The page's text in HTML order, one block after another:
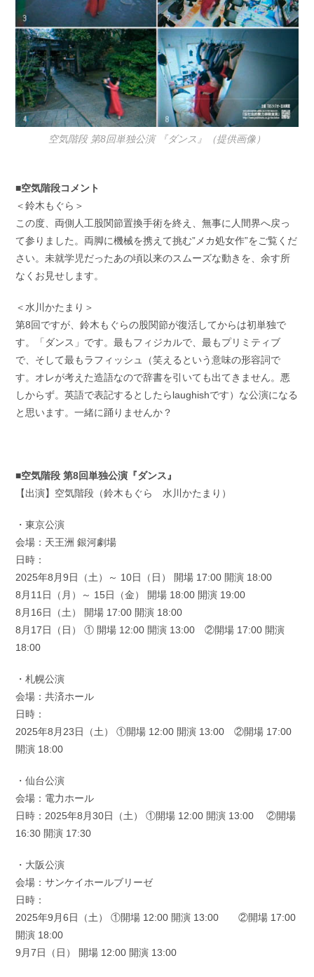
空気階段 第8回単独公演 『ダンス』（提供画像）
■空気階段コメント
＜鈴木もぐら＞
この度、両側人工股関節置換手術を終え、無事に人間界へ戻っ
て参りました。両脚に機械を携えて挑む”メカ処女作”をご覧くだ
さい。未就学児だったあの頃以来のスムーズな動きを、余す所
なくお見せします。
＜水川かたまり＞
第8回ですが、鈴木もぐらの股関節が復活してからは初単独で
す。「ダンス」です。最もフィジカルで、最もプリミティブ
で、そして最もラフィッシュ（笑えるという意味の形容詞で
す。オレが考えた造語なので辞書を引いても出てきません。悪
しからず。英語で表記するとしたらlaughishです）な公演になる
と思います。一緒に踊りませんか？
■空気階段 第8回単独公演『ダンス』
【出演】空気階段（鈴木もぐら 水川かたまり）
・東京公演
会場：天王洲 銀河劇場
日時：
2025年8月9日（土）～ 10日（日） 開場 17:00 開演 18:00
8月11日（月）～ 15日（金） 開場 18:00 開演 19:00
8月16日（土） 開場 17:00 開演 18:00
8月17日（日） ① 開場 12:00 開演 13:00 ②開場 17:00 開演
18:00
・札幌公演
会場：共済ホール
日時：
2025年8月23日（土） ①開場 12:00 開演 13:00 ②開場 17:00
開演 18:00
・仙台公演
会場：電力ホール
日時：2025年8月30日（土） ①開場 12:00 開演 13:00 ②開場
16:30 開演 17:30
・大阪公演
会場：サンケイホールブリーゼ
日時：
2025年9月6日（土） ①開場 12:00 開演 13:00 ②開場 17:00
開演 18:00
9月7日（日） 開場 12:00 開演 13:00